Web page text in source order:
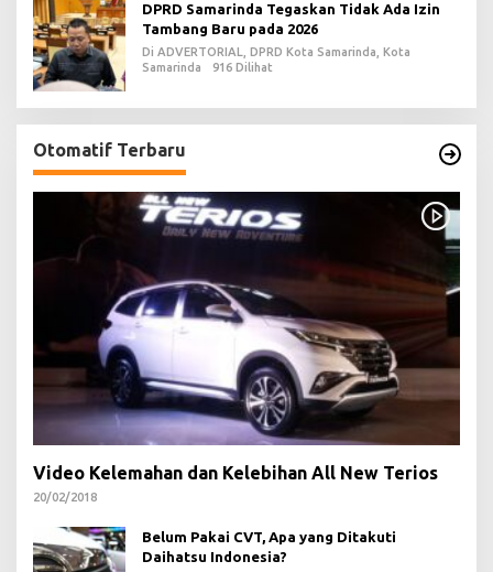
DPRD Samarinda Tegaskan Tidak Ada Izin
Tambang Baru pada 2026
Di ADVERTORIAL, DPRD Kota Samarinda, Kota
Samarinda
916 Dilihat
Otomatif Terbaru
Video Kelemahan dan Kelebihan All New Terios
20/02/2018
Belum Pakai CVT, Apa yang Ditakuti
Daihatsu Indonesia?